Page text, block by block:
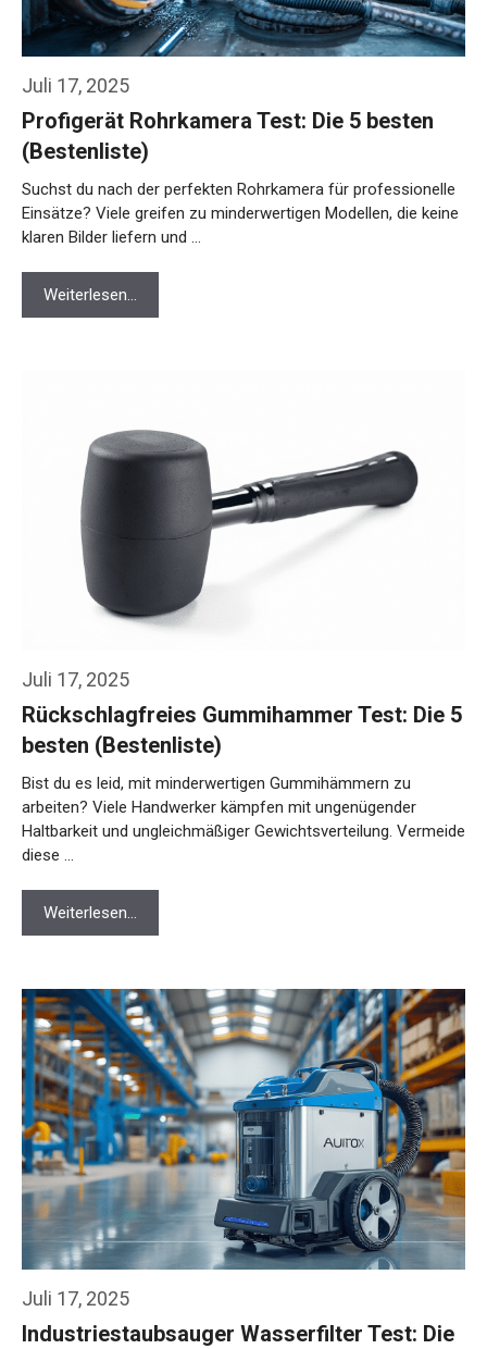
Juli 17, 2025
Profigerät Rohrkamera Test: Die 5 besten
(Bestenliste)
Suchst du nach der perfekten Rohrkamera für professionelle
Einsätze? Viele greifen zu minderwertigen Modellen, die keine
klaren Bilder liefern und …
Weiterlesen…
Juli 17, 2025
Rückschlagfreies Gummihammer Test: Die 5
besten (Bestenliste)
Bist du es leid, mit minderwertigen Gummihämmern zu
arbeiten? Viele Handwerker kämpfen mit ungenügender
Haltbarkeit und ungleichmäßiger Gewichtsverteilung. Vermeide
diese …
Weiterlesen…
Juli 17, 2025
Industriestaubsauger Wasserfilter Test: Die